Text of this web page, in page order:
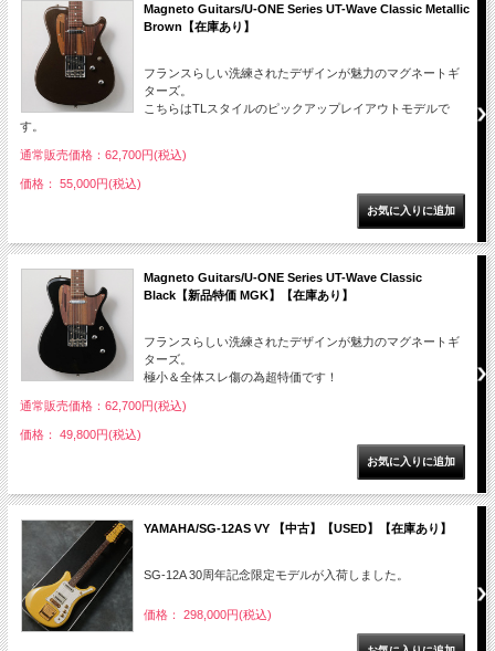
Magneto Guitars/U-ONE Series UT-Wave Classic Metallic
Brown【在庫あり】
フランスらしい洗練されたデザインが魅力のマグネートギ
ターズ。
こちらはTLスタイルのピックアップレイアウトモデルで
す。
通常販売価格：62,700円(税込)
価格： 55,000円(税込)
Magneto Guitars/U-ONE Series UT-Wave Classic
Black【新品特価 MGK】【在庫あり】
フランスらしい洗練されたデザインが魅力のマグネートギ
ターズ。
極小＆全体スレ傷の為超特価です！
通常販売価格：62,700円(税込)
価格： 49,800円(税込)
YAMAHA/SG-12AS VY 【中古】【USED】【在庫あり】
SG-12A 30周年記念限定モデルが入荷しました。
価格： 298,000円(税込)